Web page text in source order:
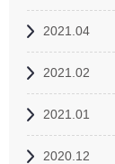
2021.04
2021.02
2021.01
2020.12